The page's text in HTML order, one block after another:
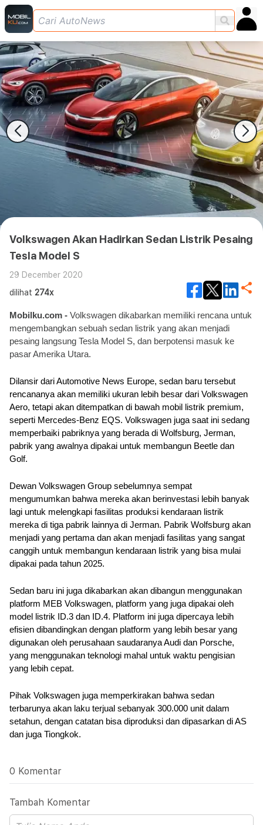
Volkswagen Akan Hadirkan Sedan Listrik Pesaing
Tesla Model S
29 December 2020
dilihat 274x
Mobilku.com - Volkswagen dikabarkan memiliki rencana untuk
mengembangkan sebuah sedan listrik yang akan menjadi
pesaing langsung Tesla Model S, dan berpotensi masuk ke
pasar Amerika Utara.
Dilansir dari Automotive News Europe, sedan baru tersebut
rencananya akan memiliki ukuran lebih besar dari Volkswagen
Aero, tetapi akan ditempatkan di bawah mobil listrik premium,
seperti Mercedes-Benz EQS. Volkswagen juga saat ini sedang
memperbaiki pabriknya yang berada di Wolfsburg, Jerman,
pabrik yang awalnya dipakai untuk membangun Beetle dan
Golf.
Dewan Volkswagen Group sebelumnya sempat
mengumumkan bahwa mereka akan berinvestasi lebih banyak
lagi untuk melengkapi fasilitas produksi kendaraan listrik
mereka di tiga pabrik lainnya di Jerman. Pabrik Wolfsburg akan
menjadi yang pertama dan akan menjadi fasilitas yang sangat
canggih untuk membangun kendaraan listrik yang bisa mulai
dipakai pada tahun 2025.
Sedan baru ini juga dikabarkan akan dibangun menggunakan
platform MEB Volkswagen, platform yang juga dipakai oleh
model listrik ID.3 dan ID.4. Platform ini juga dipercaya lebih
efisien dibandingkan dengan platform yang lebih besar yang
digunakan oleh perusahaan saudaranya Audi dan Porsche,
yang menggunakan teknologi mahal untuk waktu pengisian
yang lebih cepat.
Pihak Volkswagen juga memperkirakan bahwa sedan
terbarunya akan laku terjual sebanyak 300.000 unit dalam
setahun, dengan catatan bisa diproduksi dan dipasarkan di AS
dan juga Tiongkok.
0 Komentar
Tambah Komentar